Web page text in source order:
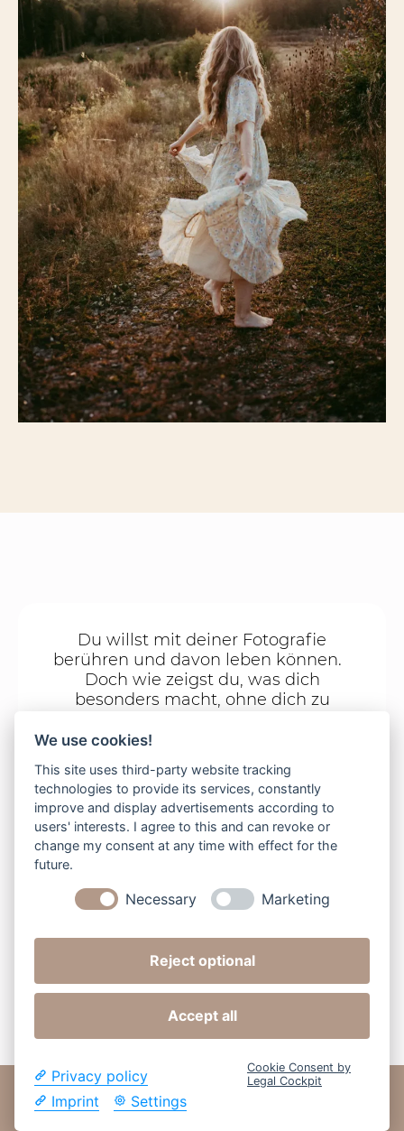
Du willst mit deiner Fotografie
berühren und davon leben können.
Doch wie zeigst du, was dich
besonders macht, ohne dich zu
ehrliche Einblicke hinter die Kulissen,
Impulse für dein Marketing und
Inspiration, wie du deine kreative
Arbeit sichtbar machst, ohne den
Spaß daran zu verlieren.
Für ein Fotografie Business, das zu dir
sehen.
Familienfotografie in und um 75391 Gechingen
Datenschutzerklärung
We use cookies!
This site uses third-party website tracking
technologies to provide its services, constantly
improve and display advertisements according to
users' interests. I agree to this and can revoke or
change my consent at any time with effect for the
future.
Necessary Marketing
Reject optional
Accept all
Privacy policy
Imprint
Settings
Cookie Consent by
Legal Cockpit